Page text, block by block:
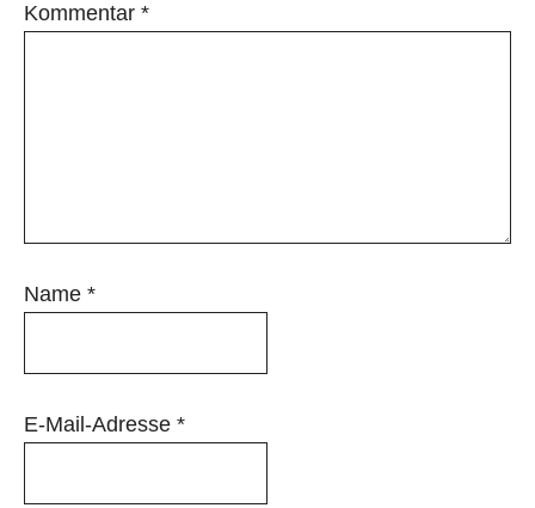
Kommentar *
Name *
E-Mail-Adresse *